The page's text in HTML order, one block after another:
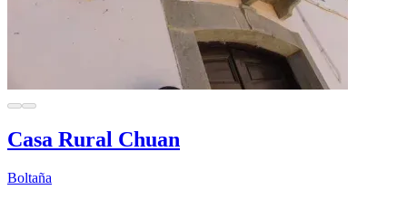
Casa Rural Chuan
Boltaña